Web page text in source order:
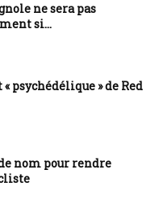
ne sera pas
si...
psychédélique » de Red
nom pour rendre